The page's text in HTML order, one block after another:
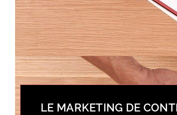
LE MARKETING DE